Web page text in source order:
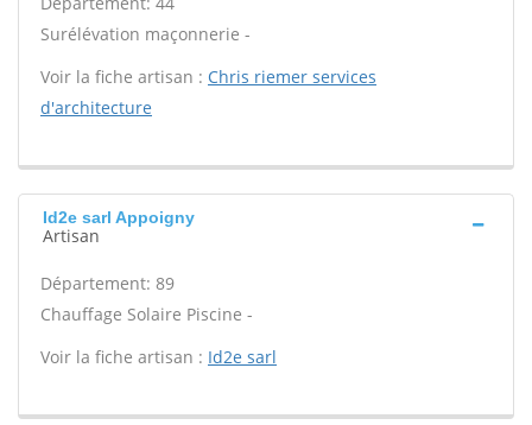
Surélévation maçonnerie -
Voir la fiche artisan : Chris riemer services
d'architecture
Id2e sarl Appoigny
Artisan
Département: 89
Chauffage Solaire Piscine -
Voir la fiche artisan : Id2e sarl